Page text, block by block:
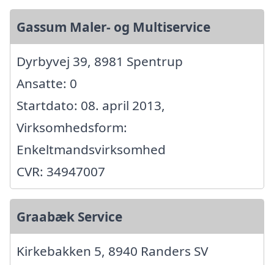
Gassum Maler- og Multiservice
Dyrbyvej 39, 8981 Spentrup
Ansatte: 0
Startdato: 08. april 2013,
Virksomhedsform:
Enkeltmandsvirksomhed
CVR: 34947007
Graabæk Service
Kirkebakken 5, 8940 Randers SV